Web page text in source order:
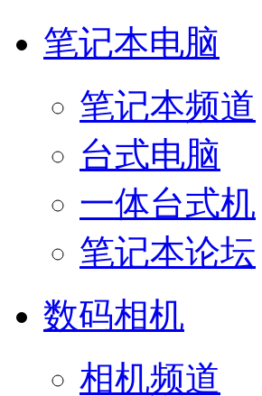
笔记本电脑
笔记本频道
台式电脑
一体台式机
笔记本论坛
数码相机
相机频道